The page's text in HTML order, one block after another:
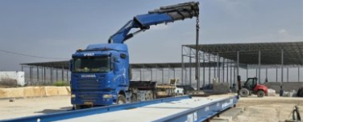
הסיטואציה. כאן בדיוק נכנס ההבדל בין מתנות לחג לבין
מתנות לאירועים אישיים כמו ימי הולדת. לכל אחד מהם יש
אופי אחר, ציפיות שונות, ואפילו שפה רגשית שונה. כאשר
מבינים את ההקשר – הבחירה נעשית מדויקת הרבה יותר.